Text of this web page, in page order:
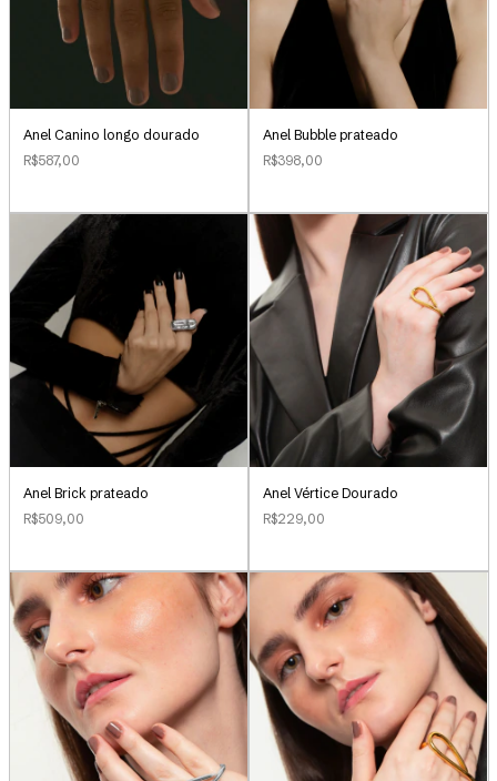
Anel Canino longo dourado
R$587,00
Anel Bubble prateado
R$398,00
Anel Brick prateado
R$509,00
Anel Vértice Dourado
R$229,00